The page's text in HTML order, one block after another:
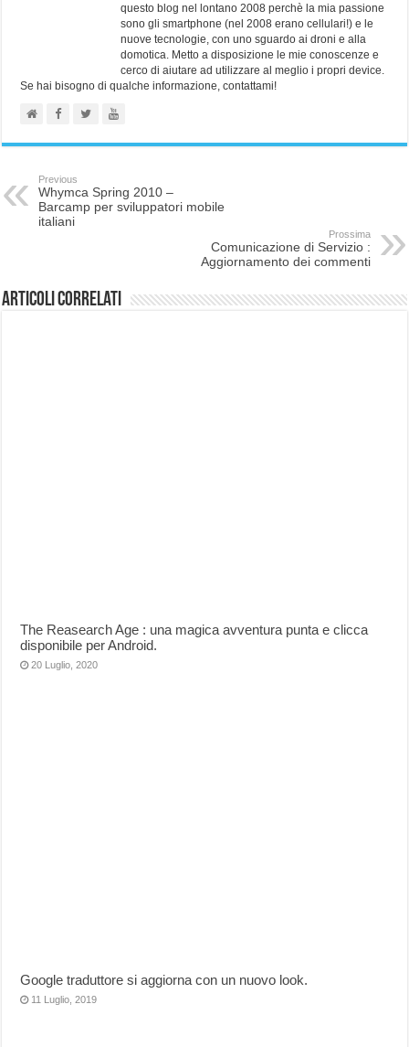
questo blog nel lontano 2008 perchè la mia passione
sono gli smartphone (nel 2008 erano cellulari!) e le
nuove tecnologie, con uno sguardo ai droni e alla
domotica. Metto a disposizione le mie conoscenze e
cerco di aiutare ad utilizzare al meglio i propri device.
Se hai bisogno di qualche informazione, contattami!
Previous
Whymca Spring 2010 –
Barcamp per sviluppatori mobile
italiani
Prossima
Comunicazione di Servizio :
Aggiornamento dei commenti
Articoli correlati
The Reasearch Age : una magica avventura punta e clicca
disponibile per Android.
20 Luglio, 2020
Google traduttore si aggiorna con un nuovo look.
11 Luglio, 2019